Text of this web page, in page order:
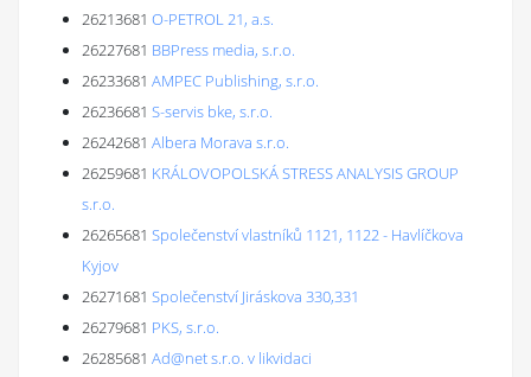
26213681 O-PETROL 21, a.s.
26227681 BBPress media, s.r.o.
26233681 AMPEC Publishing, s.r.o.
26236681 S-servis bke, s.r.o.
26242681 Albera Morava s.r.o.
26259681 KRÁLOVOPOLSKÁ STRESS ANALYSIS GROUP
s.r.o.
26265681 Společenství vlastníků 1121, 1122 - Havlíčkova
Kyjov
26271681 Společenství Jiráskova 330,331
26279681 PKS, s.r.o.
26285681 Ad@net s.r.o. v likvidaci